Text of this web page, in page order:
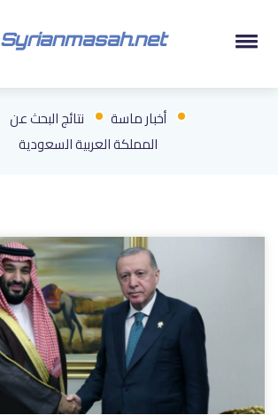
Syrianmasah.net
أخبار ماسة
نتائج البحث عن
المملكة العربية السعودية